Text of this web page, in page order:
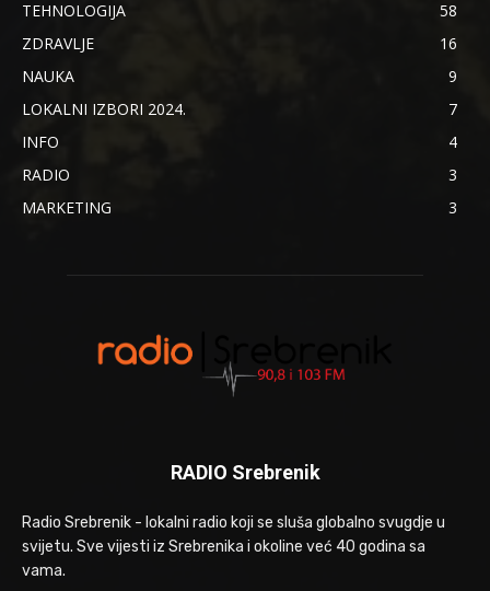
TEHNOLOGIJA
58
ZDRAVLJE
16
NAUKA
9
LOKALNI IZBORI 2024.
7
INFO
4
RADIO
3
MARKETING
3
RADIO Srebrenik
Radio Srebrenik - lokalni radio koji se sluša globalno svugdje u
svijetu. Sve vijesti iz Srebrenika i okoline već 40 godina sa
vama.